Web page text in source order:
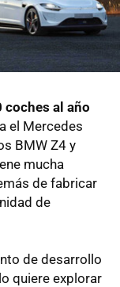
coches al año
el Mercedes
BMW Z4 y
mucha
de fabricar
de
de desarrollo
quiere explorar